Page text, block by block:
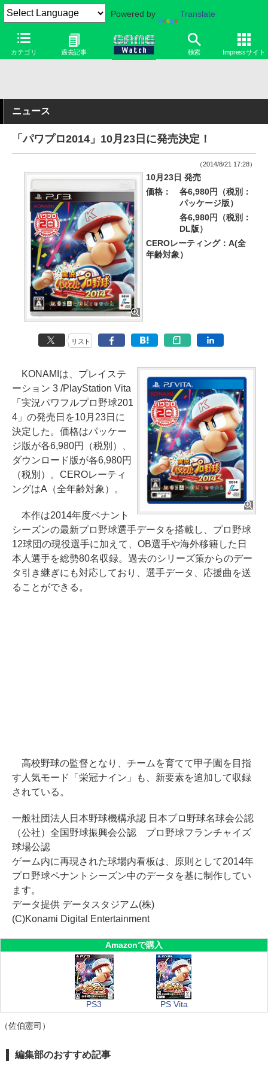
Powered by Translate
カテゴリ 過去記事 検索 Impressサイト
ニュース
「パワプロ2014」10月23日に発売決定！
（2014/8/21 17:28）
10月23日 発売
価格：
各6,980円（税別：
パッケージ版）
各6,980円（税別：
DL版）
CEROレーティング：A(全
年齢対象）
リスト
KONAMIは、プレイステ
ーション 3 /PlayStation Vita
「実況パワフルプロ野球201
4」の発売日を10月23日に
決定した。価格はパッケー
ジ版が各6,980円（税別）、
ダウンロード版が各6,980円
（税別）。CEROレーティ
ングはA（全年齢対象）。
本作は2014年度ペナント
シーズンの最新プロ野球選手データを搭載し、プロ野球
12球団の現役選手に加えて、OB選手や海外移籍した日
本人選手を総勢80名収録。過去のシリーズ策からのデー
タ引き継ぎにも対応しており、選手データ、応援曲を送
ることができる。
高校野球の監督となり、チームを育てて甲子園を目指
す人気モード「栄冠ナイン」も、新要素を追加して収録
されている。
一般社団法人日本野球機構承認 日本プロ野球名球会公認
（公社）全国野球振興会公認 プロ野球フランチャイズ
球場公認
ゲーム内に再現された球場内看板は、原則として2014年
プロ野球ペナントシーズン中のデータを基に制作してい
ます。
データ提供 データスタジアム(株)
(C)Konami Digital Entertainment
Amazonで購入
PS3 PS Vita
（佐伯憲司）
編集部のおすすめ記事